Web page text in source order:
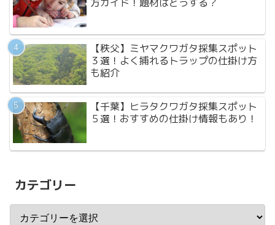
【秩父】ミヤマクワガタ採集スポット
３選！よく捕れるトラップの仕掛け方
も紹介
【千葉】ヒラタクワガタ採集スポット
５選！おすすめの仕掛け情報もあり！
カテゴリー